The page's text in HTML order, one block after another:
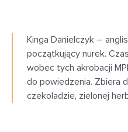
Kinga Danielczyk –
początkujący nurek.
wobec tych akrobacji
do powiedzenia. Zbiera
czekoladzie, zielonej